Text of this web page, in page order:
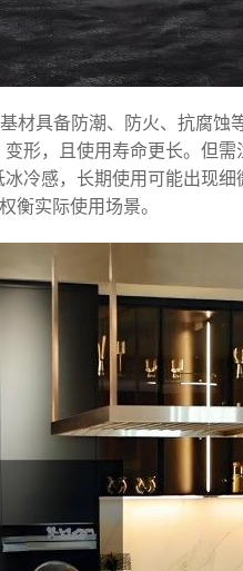
材具备防潮、防火、抗腐蚀
形，且使用寿命更长。但
冷感，长期使用可能出现
衡实际使用场景。